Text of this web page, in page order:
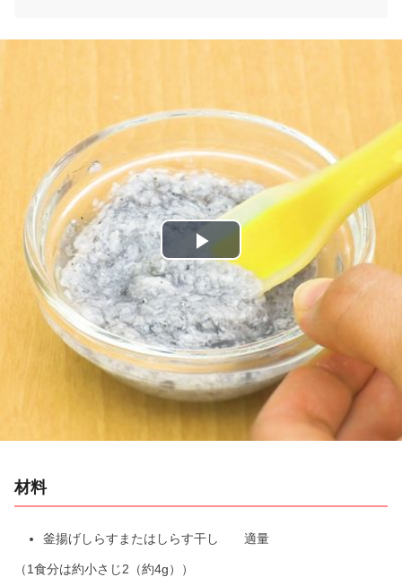
P
l
a
y
V
d
e
材料
釜揚げしらすまたはしらす干し 適量
（1食分は約小さじ2（約4g））